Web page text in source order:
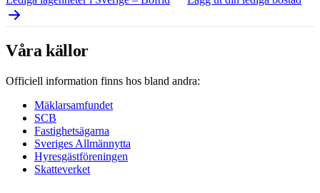
Våra källor
Officiell information finns hos bland andra:
Mäklarsamfundet
SCB
Fastighetsägarna
Sveriges Allmännytta
Hyresgästföreningen
Skatteverket